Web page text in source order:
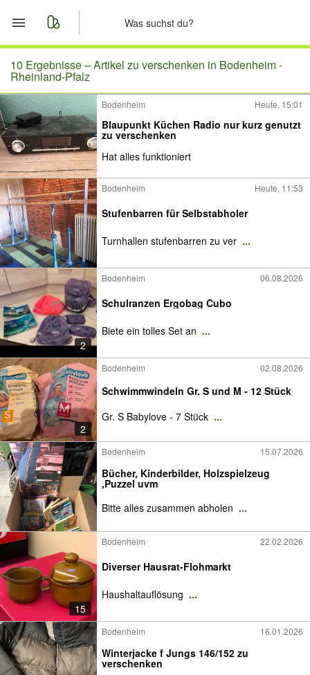
Start
Merkliste
Nachrichten
Anzeige aufgeben
10 Ergebnisse –Artikel zu verschenken in Bodenheim -
Rheinland-Pfalz
Bodenheim Heute, 15:01
Blaupunkt Küchen Radio nur kurz genutzt
zu verschenken
Hat alles funktioniert
Bodenheim Heute, 11:53
Stufenbarren für Selbstabholer
Turnhallen stufenbarren zu ver ...
2
Bodenheim 06.08.2026
Schulranzen Ergobag Cubo
Biete ein tolles Set an ...
2
Bodenheim 02.08.2026
Schwimmwindeln Gr. S und M - 12 Stück
Gr. S Babylove - 7 Stück ...
Bodenheim 15.07.2026
Bücher, Kinderbilder, Holzspielzeug
,Puzzel uvm
Bitte alles zusammen abholen ...
15
Bodenheim 22.02.2026
Diverser Hausrat-Flohmarkt
Haushaltauflösung ...
Bodenheim 16.01.2026
Winterjacke f Jungs 146/152 zu
verschenken